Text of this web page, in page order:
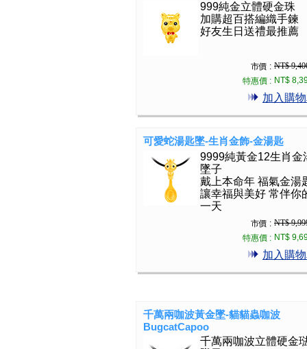
999純金立體硬金珠
加購超百搭編織手鍊
好友生日送禮最推薦
市價 : NT$
特惠價 : NT$
加入購
可愛蛇湯匙墜-生肖金飾-金湯匙
9999純黃金12生肖金
墜子
戴上本命年 福氣金湯
讓幸福與美好 常伴你
一天
市價 : NT$
特惠價 : NT$
加入購
千萬兩咖波黃金墜-貓貓蟲咖波
BugcatCapoo
千萬兩咖波立體硬金